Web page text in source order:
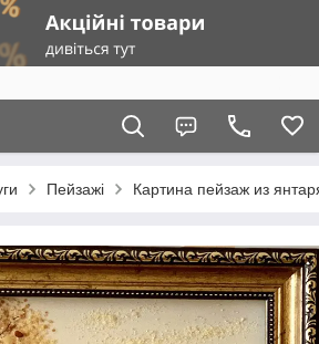
Пейзажі Картина пейзаж из